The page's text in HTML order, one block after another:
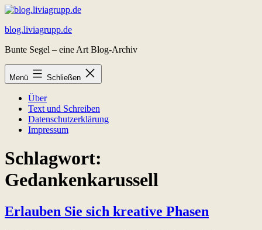
Zum
springen
blog.liviagrupp.de
Bunte Segel – eine Art Blog-Archiv
Menü Schließen
Über
Text und Schreiben
Datenschutzerklärung
Impressum
Schlagwort:
Gedankenkarussell
Erlauben Sie sich kreative Phasen